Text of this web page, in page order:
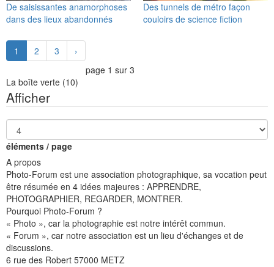
De saisissantes anamorphoses
dans des lieux abandonnés
Des tunnels de métro façon
couloirs de science fiction
1 2 3
›
page 1 sur 3
La boîte verte (10)
Afficher
éléments / page
A propos
Photo-Forum est une association photographique, sa vocation peut
être résumée en 4 idées majeures : APPRENDRE,
PHOTOGRAPHIER, REGARDER, MONTRER.
Pourquoi Photo-Forum ?
« Photo », car la photographie est notre intérêt commun.
« Forum », car notre association est un lieu d'échanges et de
discussions.
6 rue des Robert 57000 METZ